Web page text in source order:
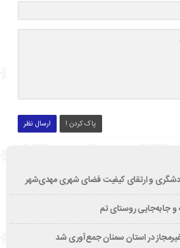
ارسال نظر پاک کردن !
و ارتقای کیفیت فضای شهری مهدی‌شهر
جابه‌جایی روستای تم